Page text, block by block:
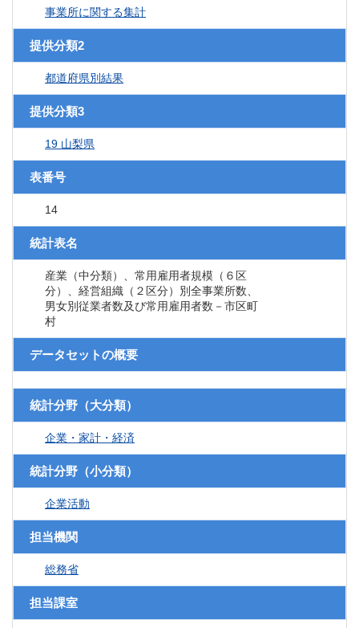
事業所に関する集計
提供分類2
都道府県別結果
提供分類3
19 山梨県
表番号
14
統計表名
産業（中分類）、常用雇用者規模（６区
分）、経営組織（２区分）別全事業所数、
男女別従業者数及び常用雇用者数－市区町
村
データセットの概要
統計分野（大分類）
企業・家計・経済
統計分野（小分類）
企業活動
担当機関
総務省
担当課室